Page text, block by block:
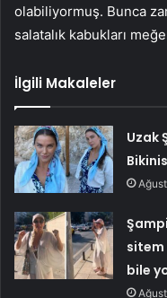
olabiliyormuş. Bunca
salatalık kabukları
İlgili Makaleler
Uzak
sitem
bile